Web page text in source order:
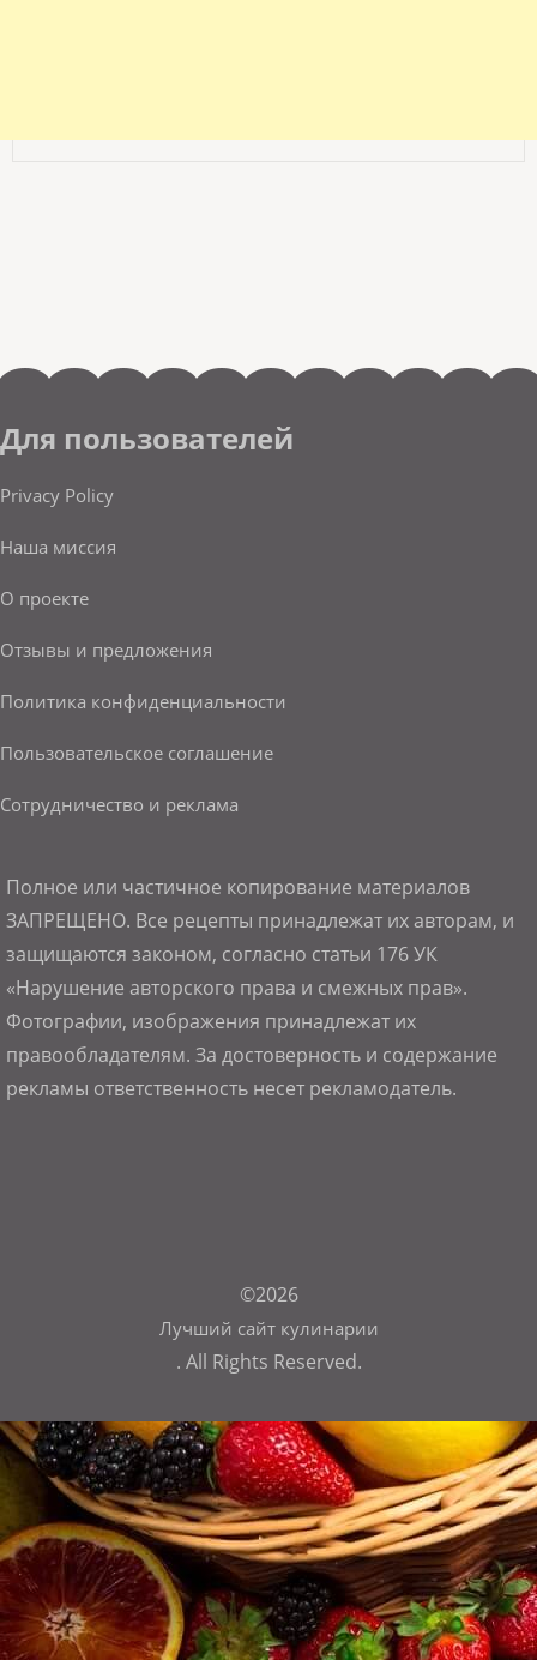
Для пользователей
Privacy Policy
Наша миссия
О проекте
Отзывы и предложения
Политика конфиденциальности
Пользовательское соглашение
Сотрудничество и реклама
Полное или частичное копирование материалов
ЗАПРЕЩЕНО. Все рецепты принадлежат их авторам, и
защищаются законом, согласно статьи 176 УК
«Нарушение авторского права и смежных прав».
Фотографии, изображения принадлежат их
правообладателям. За достоверность и содержание
рекламы ответственность несет рекламодатель.
©2026
Лучший сайт кулинарии
. All Rights Reserved.